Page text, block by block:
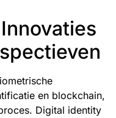
en blockchain,
Digital identity